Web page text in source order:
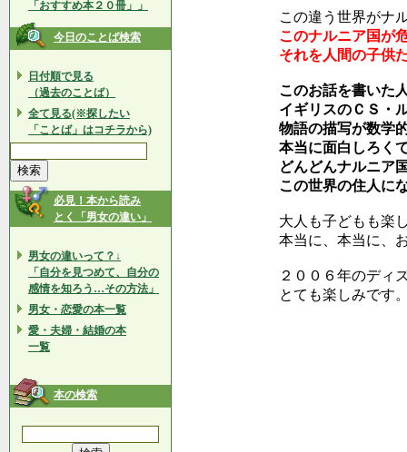
「おすすめ本２０冊」」
今日のことば検索
日付順で見る
（過去のことば）
全て見る(※探したい
「ことば」はコチラから)
必見！本から読み
とく「男女の違い」
男女の違いって？↓
「自分を見つめて、自分の
感情を知ろう…その方法」
男女・恋愛の本一覧
愛・夫婦・結婚の本
一覧
本の検索
この違う世界がナ
このナルニア国が
それを人間の子供
このお話を書いた
イギリスのＣＳ・
物語の描写が数学
本当に面白しろく
どんどんナルニア
この世界の住人に
大人も子どもも楽
本当に、本当に、
２００６年のディ
とても楽しみです